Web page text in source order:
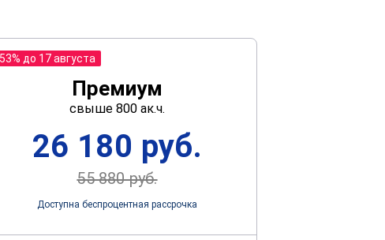
до 17 августа
Премиум
свыше 800 ак.ч.
26 180 руб.
55 880 руб.
Доступна беспроцентная рассрочка